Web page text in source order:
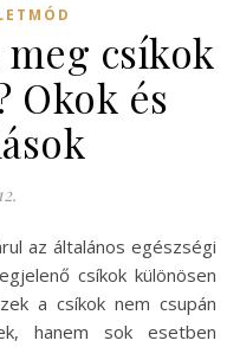
csíkok
Okok és
csíkok különösen
a csíkok nem csupán
hanem sok esetben